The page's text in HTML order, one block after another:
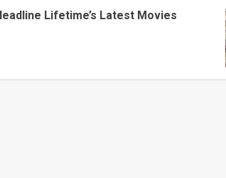
Lifetime’s Latest Movies